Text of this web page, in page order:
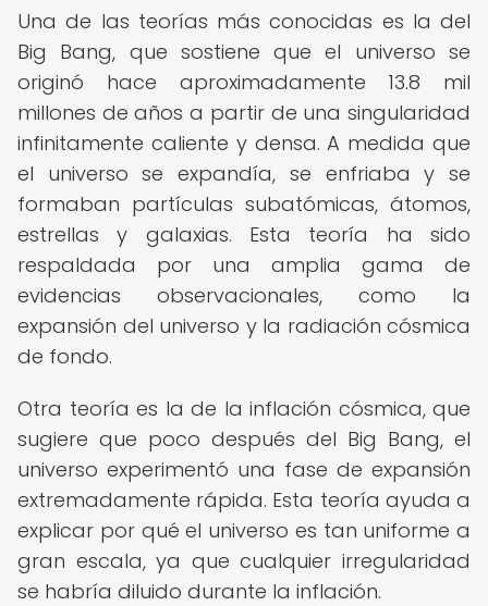
Una de las teorías más conocidas es la del
Big Bang, que sostiene que el universo se
originó hace aproximadamente 13.8 mil
millones de años a partir de una singularidad
infinitamente caliente y densa. A medida que
el universo se expandía, se enfriaba y se
formaban partículas subatómicas, átomos,
estrellas y galaxias. Esta teoría ha sido
respaldada por una amplia gama de
evidencias observacionales, como la
expansión del universo y la radiación cósmica
de fondo.
Otra teoría es la de la inflación cósmica, que
sugiere que poco después del Big Bang, el
universo experimentó una fase de expansión
extremadamente rápida. Esta teoría ayuda a
explicar por qué el universo es tan uniforme a
gran escala, ya que cualquier irregularidad
se habría diluido durante la inflación.